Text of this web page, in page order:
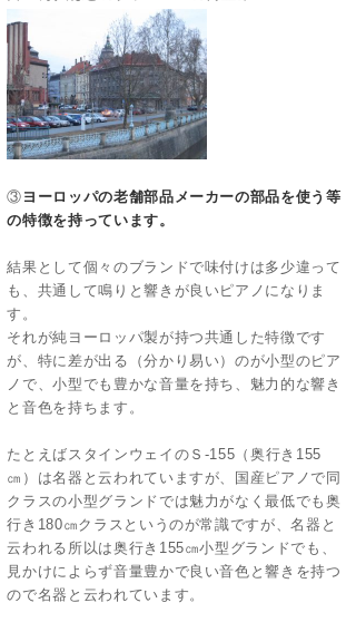
③ ヨーロッパの老舗部品メーカーの部品を使う等
の特徴を持っています。
結果として個々のブランドで味付けは多少違って
も、共通して鳴りと響きが良いピアノになりま
す。
それが純ヨーロッパ製が持つ共通した特徴です
が、特に差が出る（分かり易い）のが小型のピア
ノで、小型でも豊かな音量を持ち、魅力的な響き
と音色を持ちます。
たとえばスタインウェイのＳ-155（奥行き155
㎝）は名器と云われていますが、国産ピアノで同
クラスの小型グランドでは魅力がなく最低でも奥
行き180㎝クラスというのが常識ですが、名器と
云われる所以は奥行き155㎝小型グランドでも、
見かけによらず音量豊かで良い音色と響きを持つ
ので名器と云われています。